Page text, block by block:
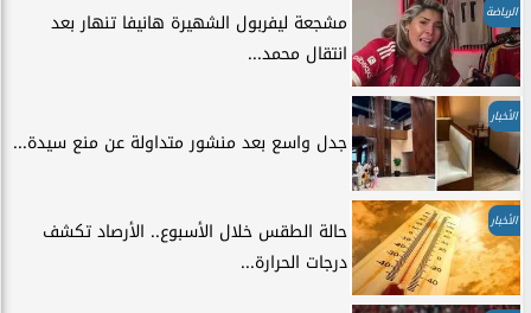
الرياضة
مشجعة ليفربول الشهيرة هانيفا تنهار بعد
انتقال محمد...
الأخبار
جدل واسع بعد منشور متداولة عن منع سيدة...
الأخبار
حالة الطقس خلال الأسبوع.. الأرصاد تكشف
درجات الحرارة...